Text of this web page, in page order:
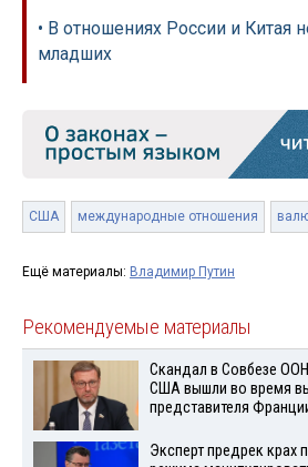
• В отношениях России и Китая
младших
США международные отношения
Ещё материалы: Владимир Путин
Рекомендуемые материалы
Скандал в Совбезе
США вышли во время
представителя
Эксперт предрек крах